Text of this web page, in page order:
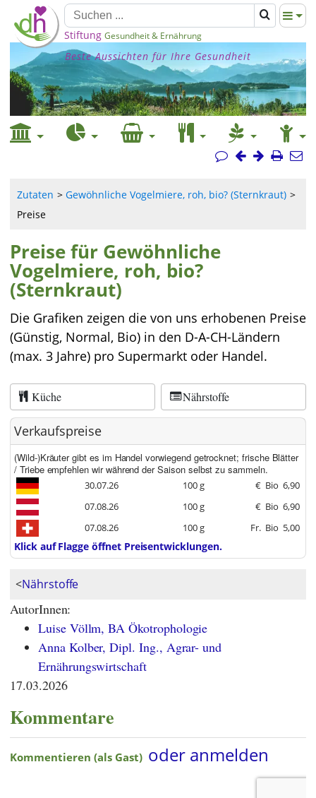
Stiftung Gesundheit & Ernährung
Beste Aussichten für Ihre Gesundheit
Zutaten
Gewöhnliche Vogelmiere, roh, bio? (Sternkraut)
Preise
Preise für Gewöhnliche
Vogelmiere, roh, bio?
(Sternkraut)
Die Grafiken zeigen die von uns erhobenen Preise
(Günstig, Normal, Bio) in den D-A-CH-Ländern
(max. 3 Jahre) pro Supermarkt oder Handel.
Küche Nährstoffe
Verkaufspreise
(Wild-)Kräuter gibt es im Handel vorwiegend getrocknet; frische Blätter
/ Triebe empfehlen wir während der Saison selbst zu sammeln.
30.07.26 100 g € Bio 6,90
07.08.26
100 g € Bio 6,90
07.08.26
100 g Fr. Bio 5,00
Klick auf Flagge öffnet Preisentwicklungen.
<Nährstoffe
AutorInnen:
Luise Völlm, BA Ökotrophologie
Anna Kolber, Dipl. Ing., Agrar- und
Ernährungswirtschaft
17.03.2026
Kommentare